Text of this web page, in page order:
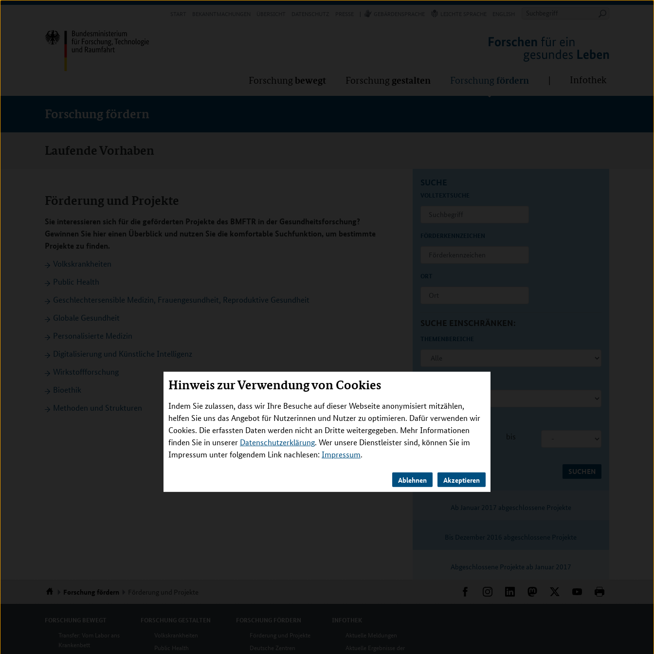
Hinweis zur Verwendung von Cookies
Indem Sie zulassen, dass wir Ihre Besuche auf dieser Webseite anonymisiert mitzählen,
helfen Sie uns das Angebot für Nutzerinnen und Nutzer zu optimieren. Dafür verwenden wir
Cookies. Die erfassten Daten werden nicht an Dritte weitergegeben. Mehr Informationen
finden Sie in unserer Datenschutzerklärung. Wer unsere Dienstleister sind, können Sie im
Impressum unter folgendem Link nachlesen: Impressum.
Ablehnen Akzeptieren
Direkt
(Eingabetaste)
Direkt
(Eingabetaste)
Direkt
(Eingabetaste)
Suchbegriff
Forschung bewegt Forschung gestalten Forschung fördern Infothek
Forschung fördern
Laufende Vorhaben
Förderung und Projekte
Sie interessieren sich für die geförderten Projekte des BMFTR in der Gesundheitsforschung?
Gewinnen Sie hier einen Überblick und nutzen Sie die komfortable Suchfunktion, um bestimmte
Projekte zu finden.
Volkskrankheiten
Public Health
Geschlechtersensible Medizin, Frauengesundheit, Reproduktive Gesundheit
Globale Gesundheit
Personalisierte Medizin
Digitalisierung und Künstliche Intelligenz
Wirkstoffforschung
Bioethik
Methoden und Strukturen
SUCHE
VOLLTEXTSUCHE
Suchbegriff
FÖRDERKENNZEICHEN
Förderkennzeichen
ORT
SUCHE EINSCHRÄNKEN:
THEMENBEREICHE
ZEITRAUM
bis
Ab Januar 2017 abgeschlossene Projekte
Bis Dezember 2016 abgeschlossene Projekte
Abgeschlossene Projekte ab Januar 2017
Forschung fördern Förderung und Projekte
FORSCHUNG BEWEGT
Transfer: Vom Labor ans
Krankenbett
FORSCHUNG GESTALTEN
Volkskrankheiten
Public Health
FORSCHUNG FÖRDERN
Förderung und Projekte
Deutsche Zentren
INFOTHEK
Aktuelle Meldungen
Aktuelle Ergebnisse der
Forschung Forschung Forschung fördern Infothek